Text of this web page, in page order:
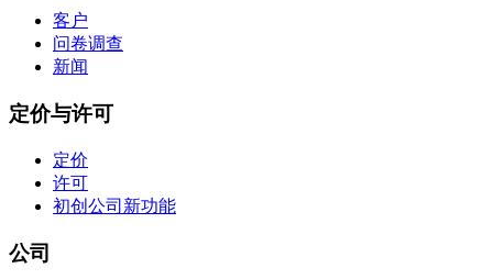
客户
问卷调查
新闻
定价与许可
定价
许可
初创公司 新功能
公司